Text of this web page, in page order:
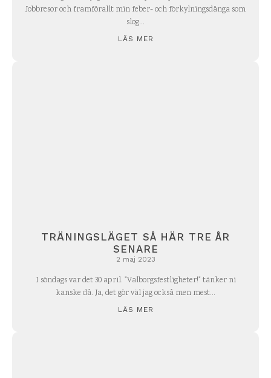
Jobbresor och framförallt min feber- och förkylningsdänga som
slog...
LÄS MER
TRÄNINGSLÄGET SÅ HÄR TRE ÅR
SENARE
2 maj 2023
I söndags var det 30 april. "Valborgsfestligheter!" tänker ni
kanske då. Ja, det gör väl jag också men mest...
LÄS MER